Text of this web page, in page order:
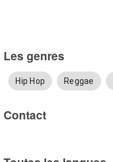
Les genres
Hip Hop Reggae
Contact